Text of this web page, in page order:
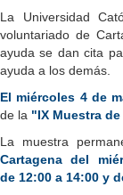
La Universidad
voluntariado de
ayuda se dan cita
ayuda a los demás.
El miércoles 4 de
de la "IX Muestra
La muestra
Cartagena del
de 12:00 a 14:00 y